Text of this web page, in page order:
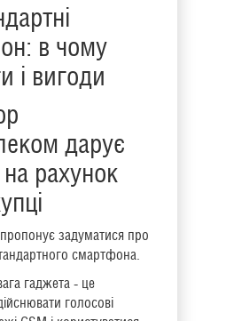
в чому
і вигоди
дарує
рахунок
задуматися про
смартфона.
гаджета - це
голосові